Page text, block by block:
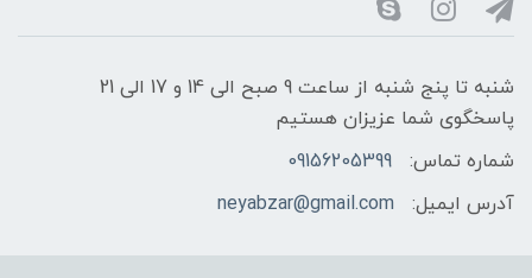
شنبه تا پنج شنبه از ساعت 9 صبح الی 14 و 17 الی 21
پاسخگوی شما عزیزان هستیم
شماره تماس:
09156205399
آدرس ایمیل:
neyabzar@gmail.com